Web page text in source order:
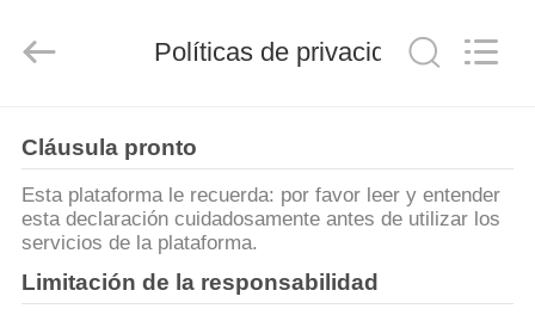
PRODUCTOS
SOBRE
HWASHI
TECHNOLOGY
Políticas de privacidad
Cláusula pronto
Esta plataforma le recuerda: por favor leer y entender
esta declaración cuidadosamente antes de utilizar los
servicios de la plataforma.
Limitación de la responsabilidad